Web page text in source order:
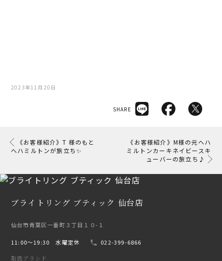
2023年11月20日
SHARE
《お客様紹介》T 様のもと
へハミルトンが旅立ち✨
《お客様紹介》M様の元へハ
ミルトンカーキネイビースキ
ューバーの旅立ち♪
ブライトリング ブティック 仙台店
仙台市青葉区一番町３丁目１０-１
11:00〜19:30 水曜定休
022-399-6866
取扱ブランド